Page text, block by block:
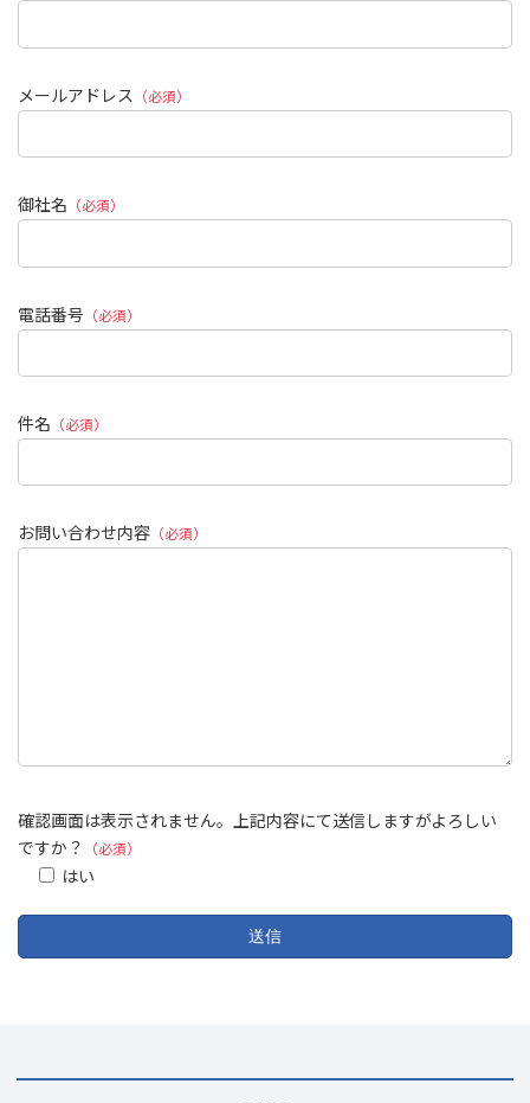
メールアドレス （必須）
御社名 （必須）
電話番号 （必須）
件名 （必須）
お問い合わせ内容 （必須）
確認画面は表示されません。上記内容にて送信しますがよろしい
ですか？
（必須）
はい